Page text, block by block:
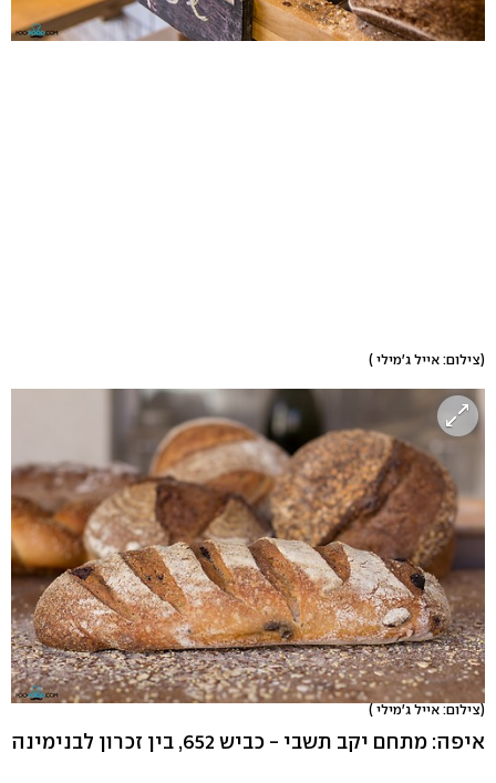
(צילום: אייל ג'מילי )
(צילום: אייל ג'מילי )
איפה: מתחם יקב תשבי - כביש 652, בין זכרון לבנימינה